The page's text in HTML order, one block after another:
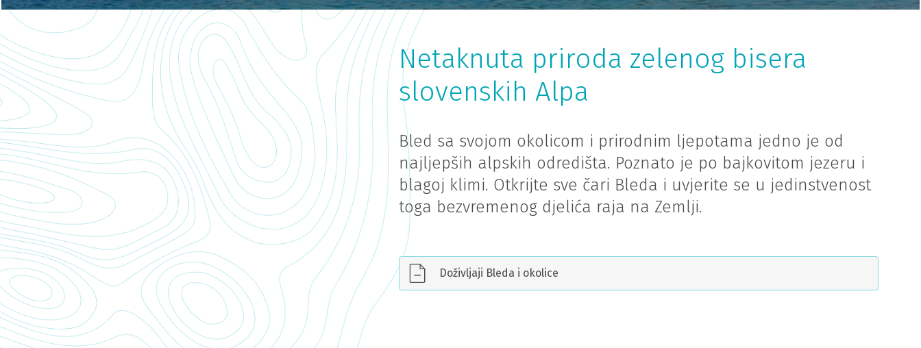
Netaknuta priroda zelenog bisera
slovenskih Alpa
Bled sa svojom okolicom i prirodnim ljepotama jedno je od
najljepših alpskih odredišta. Poznato je po bajkovitom jezeru i
blagoj klimi. Otkrijte sve čari Bleda i uvjerite se u jedinstvenost
toga bezvremenog djelića raja na Zemlji.
Doživljaji Bleda i okolice